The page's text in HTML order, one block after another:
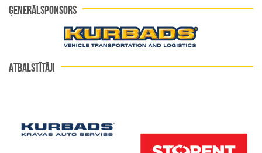
ĢENERĀLSPONSORS
ATBALSTĪTĀJI